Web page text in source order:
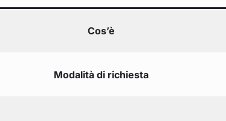
Cos’è
Modalità di richiesta